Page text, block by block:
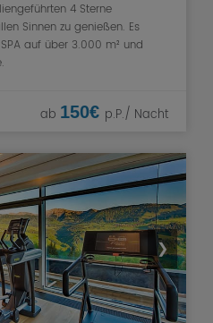
4 Sterne
Sinnen zu genießen. Es
auf über 3.000 m² und
ab 150€ p.P./ Nacht
❯